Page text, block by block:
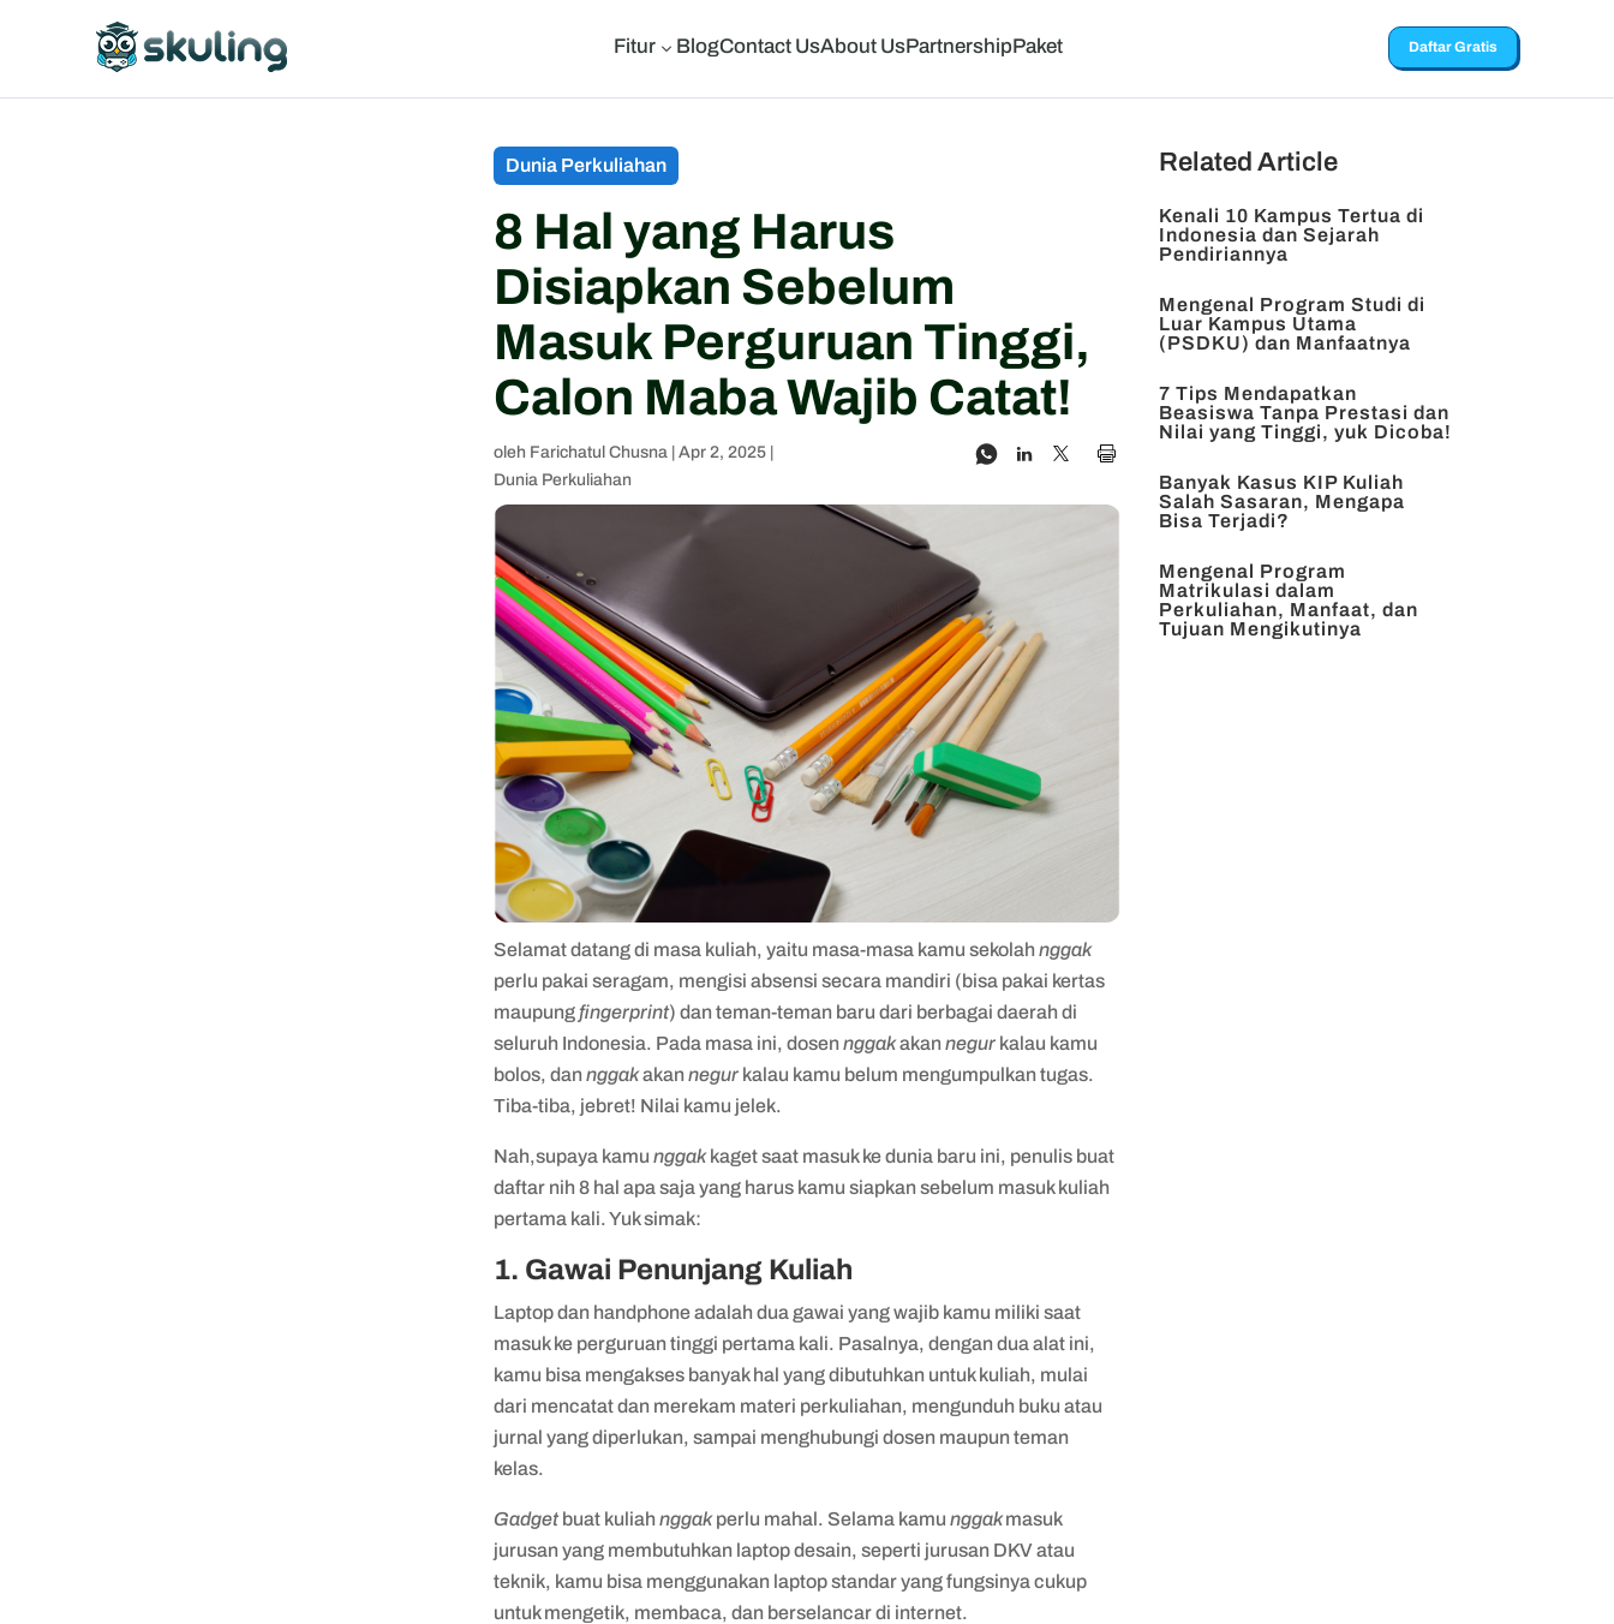
Fitur3 BlogContact UsAbout UsPartnershipPaket Daftar Gratis
Dunia Perkuliahan
8 Hal yang Harus
Disiapkan Sebelum
Masuk Perguruan Tinggi,
Calon Maba Wajib Catat!
oleh Farichatul Chusna |Apr 2, 2025
Dunia Perkuliahan
Selamat datang di masa kuliah, yaitu masa-masa kamu sekolahnggak
perlu pakai seragam, mengisi absensi secara mandiri (bisa pakai kertas
maupung fingerprint) dan teman-teman baru dari berbagai daerah di
seluruh Indonesia. Pada masa ini, dosennggakakannegur kalau kamu
bolos, dannggakakannegur kalau kamu belum mengumpulkan tugas.
Tiba-tiba, jebret! Nilai kamu jelek.
Nah,supaya kamunggakkaget saat masuk ke dunia baru ini, penulis buat
daftar nih 8 hal apa saja yang harus kamu siapkan sebelum masuk kuliah
pertama kali. Yuk simak:
1. Gawai Penunjang Kuliah
Laptop dan handphone adalah dua gawai yang wajib kamu miliki saat
masuk ke perguruan tinggi pertama kali. Pasalnya, dengan dua alat ini,
kamu bisa mengakses banyak hal yang dibutuhkan untuk kuliah, mulai
dari mencatat dan merekam materi perkuliahan, mengunduh buku atau
jurnal yang diperlukan, sampai menghubungi dosen maupun teman
kelas.
Gadget buat kuliahnggakperlu mahal. Selama kamunggakmasuk
jurusan yang membutuhkan laptop desain, seperti jurusan DKV atau
teknik, kamu bisa menggunakan laptop standar yang fungsinya cukup
untuk mengetik, membaca, dan berselancar di internet.
Related Article
Kenali 10 Kampus Tertua di
Indonesia dan Sejarah
Pendiriannya
Mengenal Program Studi di
Luar Kampus Utama
(PSDKU) dan Manfaatnya
7 Tips Mendapatkan
Beasiswa Tanpa Prestasi dan
Nilai yang Tinggi, yuk Dicoba!
Banyak Kasus KIP Kuliah
Salah Sasaran, Mengapa
Bisa Terjadi?
Mengenal Program
Matrikulasi dalam
Perkuliahan, Manfaat, dan
Tujuan Mengikutinya